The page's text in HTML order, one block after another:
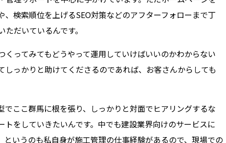
検索順位を上げるSEO対策などのアフターフォローまで丁
だいているんです。
ってみてもどうやって運用していけばいいのかわからない
っかりと助けてくださるのであれば、お客さんからしても
ここ群馬に根を張り、しっかりと対面でヒアリングするな
をしていきたいんです。中でも建設業界向けのサービスに
いうのも私自身が施工管理の仕事経験があるので、現場での